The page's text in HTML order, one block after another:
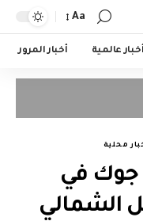
Aa
أخبار عالمية أخبار المرور
محلية
جوك في
الشمالي